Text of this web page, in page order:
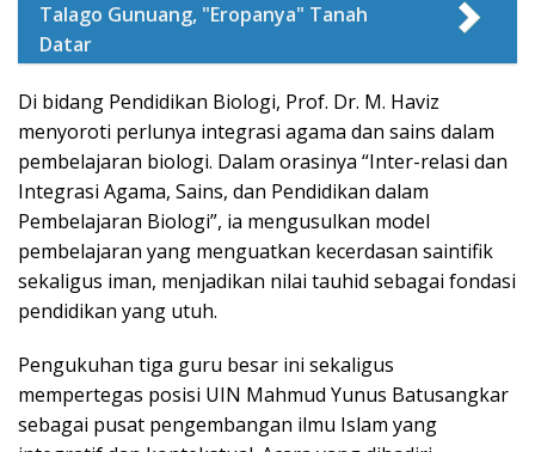
Talago Gunuang, "Eropanya" Tanah
Datar
Di bidang Pendidikan Biologi, Prof. Dr. M. Haviz
menyoroti perlunya integrasi agama dan sains dalam
pembelajaran biologi. Dalam orasinya “Inter-relasi dan
Integrasi Agama, Sains, dan Pendidikan dalam
Pembelajaran Biologi”, ia mengusulkan model
pembelajaran yang menguatkan kecerdasan saintifik
sekaligus iman, menjadikan nilai tauhid sebagai fondasi
pendidikan yang utuh.
Pengukuhan tiga guru besar ini sekaligus
mempertegas posisi UIN Mahmud Yunus Batusangkar
sebagai pusat pengembangan ilmu Islam yang